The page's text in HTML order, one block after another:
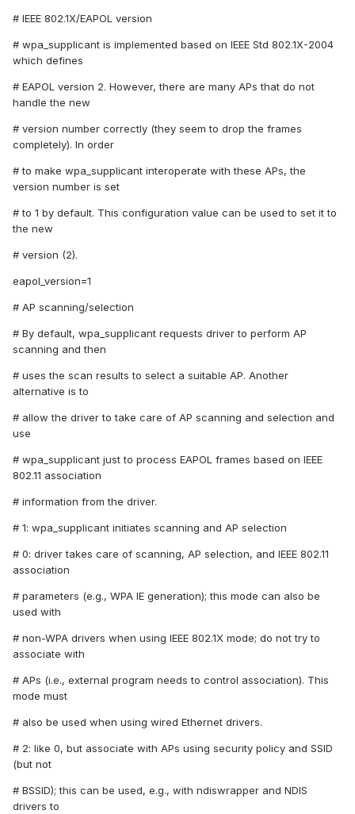
# IEEE 802.1X/EAPOL version
# wpa_supplicant is implemented based on IEEE Std 802.1X-2004
which defines
# EAPOL version 2. However, there are many APs that do not
handle the new
# version number correctly (they seem to drop the frames
completely). In order
# to make wpa_supplicant interoperate with these APs, the
version number is set
# to 1 by default. This configuration value can be used to set it to
the new
# version (2).
eapol_version=1
# AP scanning/selection
# By default, wpa_supplicant requests driver to perform AP
scanning and then
# uses the scan results to select a suitable AP. Another
alternative is to
# allow the driver to take care of AP scanning and selection and
use
# wpa_supplicant just to process EAPOL frames based on IEEE
802.11 association
# information from the driver.
# 1: wpa_supplicant initiates scanning and AP selection
# 0: driver takes care of scanning, AP selection, and IEEE 802.11
association
# parameters (e.g., WPA IE generation); this mode can also be
used with
# non-WPA drivers when using IEEE 802.1X mode; do not try to
associate with
# APs (i.e., external program needs to control association). This
mode must
# also be used when using wired Ethernet drivers.
# 2: like 0, but associate with APs using security policy and SSID
(but not
# BSSID); this can be used, e.g., with ndiswrapper and NDIS
drivers to